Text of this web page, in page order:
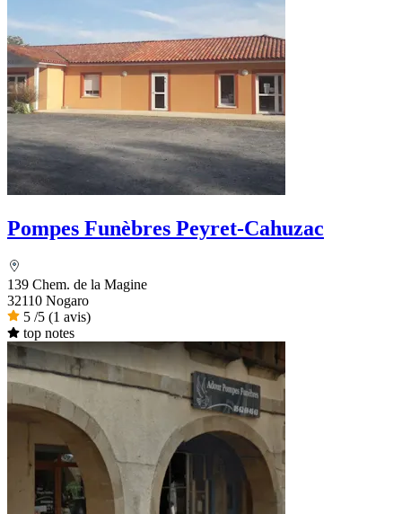
Pompes Funèbres Peyret-Cahuzac
139 Chem. de la Magine
32110 Nogaro
5 /5 (1 avis)
top notes